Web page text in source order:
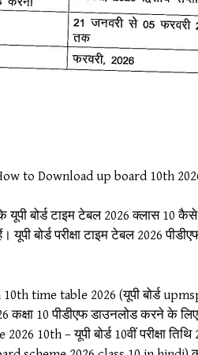
to Download up board 10th
यूपी बोर्ड टाइम टेबल 2026 क्लास
बोर्ड परीक्षा टाइम टेबल 2026
time table 2026 (यूपी बोर्ड
कक्षा 10 पीडीएफ डाउनलोड करने के
10th – यूपी बोर्ड 10वीं परीक्षा